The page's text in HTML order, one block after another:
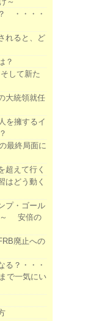
・・・・
れると、ど
？
して新た
大統領就任
を擁するイ
最終局面に
超えて行く
はどう動く
・ゴール
～ 安倍の
廃止への
る？・・・
で一気にい